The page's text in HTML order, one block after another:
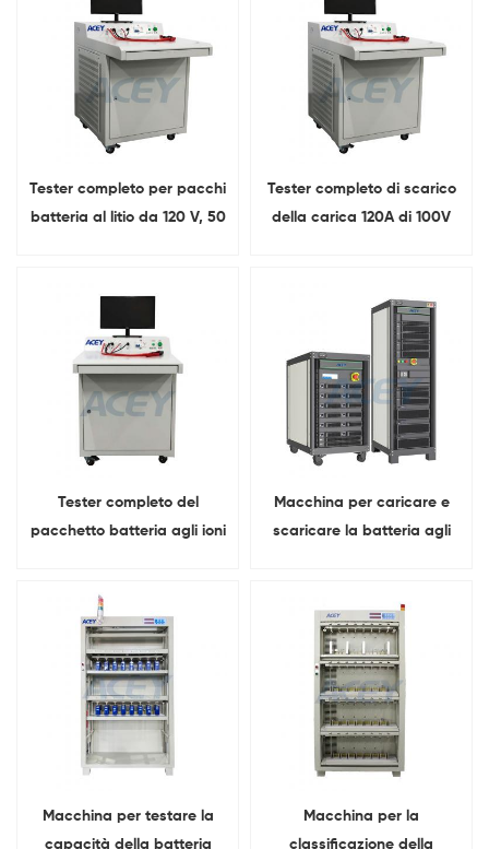
Tester completo per pacchi
batteria al litio da 120 V, 50
Tester completo di scarico
della carica 120A di 100V
di litio
Tester completo del
pacchetto batteria agli ioni
Macchina per caricare e
scaricare la batteria agli
Macchina per testare la
capacità della batteria
Macchina per la
classificazione della